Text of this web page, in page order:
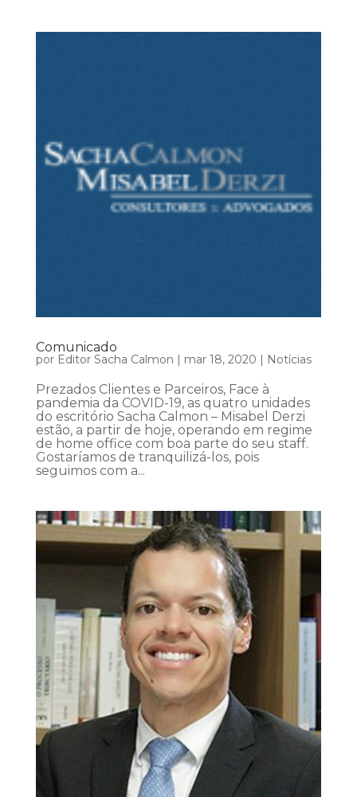
Comunicado
por Editor Sacha Calmon mar 18, 2020 Notícias
Prezados Clientes e Parceiros, Face à
pandemia da COVID-19, as quatro unidades
do escritório Sacha Calmon – Misabel Derzi
estão, a partir de hoje, operando em regime
de home office com boa parte do seu staff.
Gostaríamos de tranquilizá-los, pois
seguimos com a...